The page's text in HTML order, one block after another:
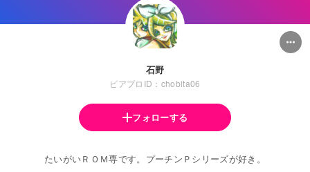
石野
ピアプロID：chobita06
フォローする
たいがいＲＯＭ専です。プーチンＰシリーズが好き。